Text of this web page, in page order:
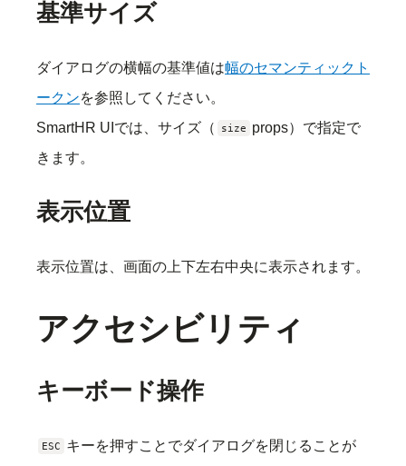
基準サイズ
ダイアログの横幅の基準値は幅のセマンティックト
ークンを参照してください。
SmartHR UIでは、サイズ（
size props）で指定で
きます。
表示位置
表示位置は、画面の上下左右中央に表示されます。
アクセシビリティ
キーボード操作
ESC キーを押すことでダイアログを閉じることが